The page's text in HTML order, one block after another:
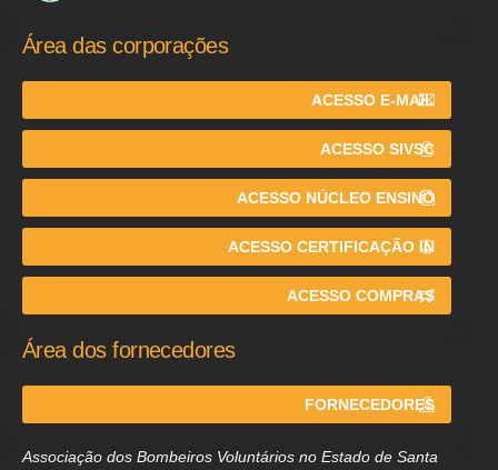
Área das corporações
ACESSO E-MAIL
ACESSO SIVSC
ACESSO NÚCLEO ENSINO
ACESSO CERTIFICAÇÃO IN
ACESSO COMPRAS
Área dos fornecedores
FORNECEDORES
Associação dos Bombeiros Voluntários no Estado de Santa